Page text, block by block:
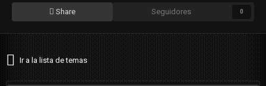
Share Seguidores 0
Ir a la lista de temas